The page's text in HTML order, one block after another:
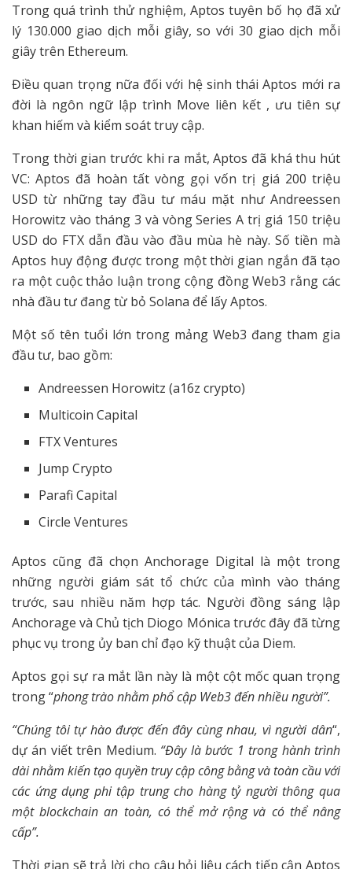
Trong quá trình thử nghiệm, Aptos tuyên bố họ đã xử
lý 130.000 giao dịch mỗi giây, so với 30 giao dịch mỗi
giây trên Ethereum.
Điều quan trọng nữa đối với hệ sinh thái Aptos mới ra
đời là ngôn ngữ lập trình Move liên kết , ưu tiên sự
khan hiếm và kiểm soát truy cập.
Trong thời gian trước khi ra mắt, Aptos đã khá thu hút
VC: Aptos đã hoàn tất vòng gọi vốn trị giá 200 triệu
USD từ những tay đầu tư máu mặt như Andreessen
Horowitz vào tháng 3 và vòng Series A trị giá 150 triệu
USD do FTX dẫn đầu vào đầu mùa hè này. Số tiền mà
Aptos huy động được trong một thời gian ngắn đã tạo
ra một cuộc thảo luận trong cộng đồng Web3 rằng các
nhà đầu tư đang từ bỏ Solana để lấy Aptos.
Một số tên tuổi lớn trong mảng Web3 đang tham gia
đầu tư, bao gồm:
Andreessen Horowitz (a16z crypto)
Multicoin Capital
FTX Ventures
Jump Crypto
Parafi Capital
Circle Ventures
Aptos cũng đã chọn Anchorage Digital là một trong
những người giám sát tổ chức của mình vào tháng
trước, sau nhiều năm hợp tác. Người đồng sáng lập
Anchorage và Chủ tịch Diogo Mónica trước đây đã từng
phục vụ trong ủy ban chỉ đạo kỹ thuật của Diem.
Aptos gọi sự ra mắt lần này là một cột mốc quan trọng
trong “phong trào nhằm phổ cập Web3 đến nhiều người”.
“Chúng tôi tự hào được đến đây cùng nhau, vì người dân“,
dự án viết trên Medium. “Đây là bước 1 trong hành trình
dài nhằm kiến tạo quyền truy cập công bằng và toàn cầu với
các ứng dụng phi tập trung cho hàng tỷ người thông qua
một blockchain an toàn, có thể mở rộng và có thể nâng
cấp”.
Thời gian sẽ trả lời cho câu hỏi liệu cách tiếp cận Aptos